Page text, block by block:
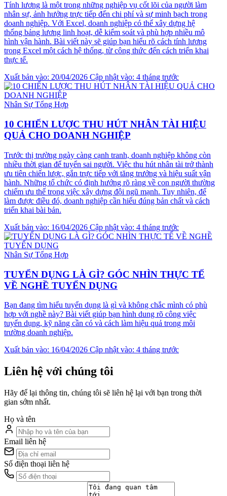
Tính lương là một trong những nghiệp vụ cốt lõi của người làm
nhân sự, ảnh hưởng trực tiếp đến chi phí và sự minh bạch trong
doanh nghiệp. Với Excel, doanh nghiệp có thể xây dựng hệ
thống bảng lương linh hoạt, dễ kiểm soát và phù hợp nhiều mô
hình vận hành. Bài viết này sẽ giúp bạn hiểu rõ cách tính lương
trong Excel một cách hệ thống, từ công thức đến cách triển khai
thực tế.
Xuất bản vào: 20/04/2026 Cập nhật vào: 4 tháng trước
Nhân Sự Tổng Hợp
10 CHIẾN LƯỢC THU HÚT NHÂN TÀI HIỆU
QUẢ CHO DOANH NGHIỆP
Trước thị trường ngày càng cạnh tranh, doanh nghiệp không còn
nhiều thời gian để tuyển sai người. Việc thu hút nhân tài trở thành
ưu tiên chiến lược, gắn trực tiếp với tăng trưởng và hiệu suất vận
hành. Những tổ chức có định hướng rõ ràng về con người thường
chiếm ưu thế trong việc xây dựng đội ngũ mạnh. Tuy nhiên, để
làm được điều đó, doanh nghiệp cần hiểu đúng bản chất và cách
triển khai bài bản.
Xuất bản vào: 16/04/2026 Cập nhật vào: 4 tháng trước
Nhân Sự Tổng Hợp
TUYỂN DỤNG LÀ GÌ? GÓC NHÌN THỰC TẾ
VỀ NGHỀ TUYỂN DỤNG
Bạn đang tìm hiểu tuyển dụng là gì và không chắc mình có phù
hợp với nghề này? Bài viết giúp bạn hình dung rõ công việc
tuyển dụng, kỹ năng cần có và cách làm hiệu quả trong môi
trường doanh nghiệp.
Xuất bản vào: 16/04/2026 Cập nhật vào: 4 tháng trước
Liên hệ với chúng tôi
Hãy để lại thông tin, chúng tôi sẽ liên hệ lại với bạn trong thời
gian sớm nhất.
Họ và tên
Email liên hệ
Số điện thoại liên hệ